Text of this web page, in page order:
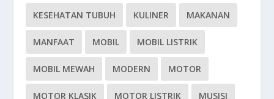
KESEHATAN TUBUH KULINER MAKANAN
MANFAAT MOBIL MOBIL LISTRIK
MOBIL MEWAH MODERN MOTOR
MOTOR KLASIK MOTOR LISTRIK MUSISI